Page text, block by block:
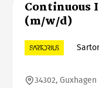
Continuous
(m/w/d)
34302, Guxhagen